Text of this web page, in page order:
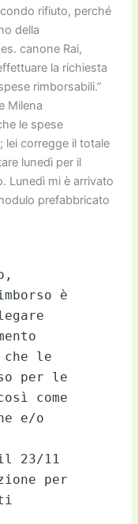
rifiuto, perché
della
canone Rai,
la richiesta
rimborsabili.”
Milena
le spese
lei corregge il totale
lunedì per il
Lunedì mi è arrivato
prefabbricato
è
le
per le
come
e/o
23/11
per